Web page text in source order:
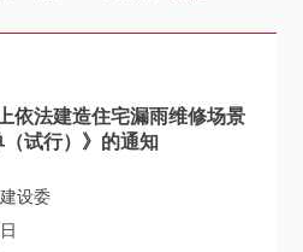
依法建造住宅漏雨维修场景
试行）》的通知
设委